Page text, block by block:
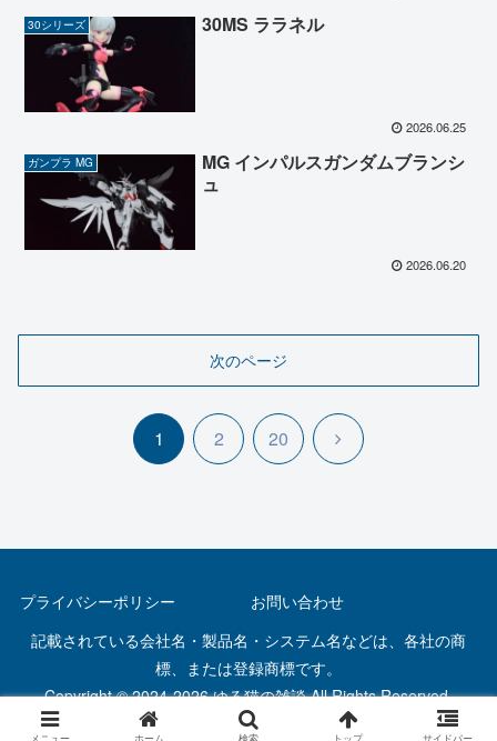
30シリーズ 30MS ララネル
2026.06.25
ガンプラ MG
MG インパルスガンダムブランシ
ュ
2026.06.20
次のページ
1 2 20
次
プライバシーポリシー
お問い合わせ
記載されている会社名・製品名・システム名などは、各社の商
標、または登録商標です。
Copyright © 2024-2026 ゆる猫の雑談 All Rights Reserved.